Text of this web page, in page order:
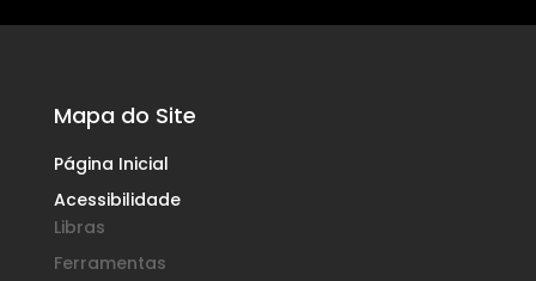
Mapa do Site
Página Inicial
Acessibilidade
Libras
Ferramentas